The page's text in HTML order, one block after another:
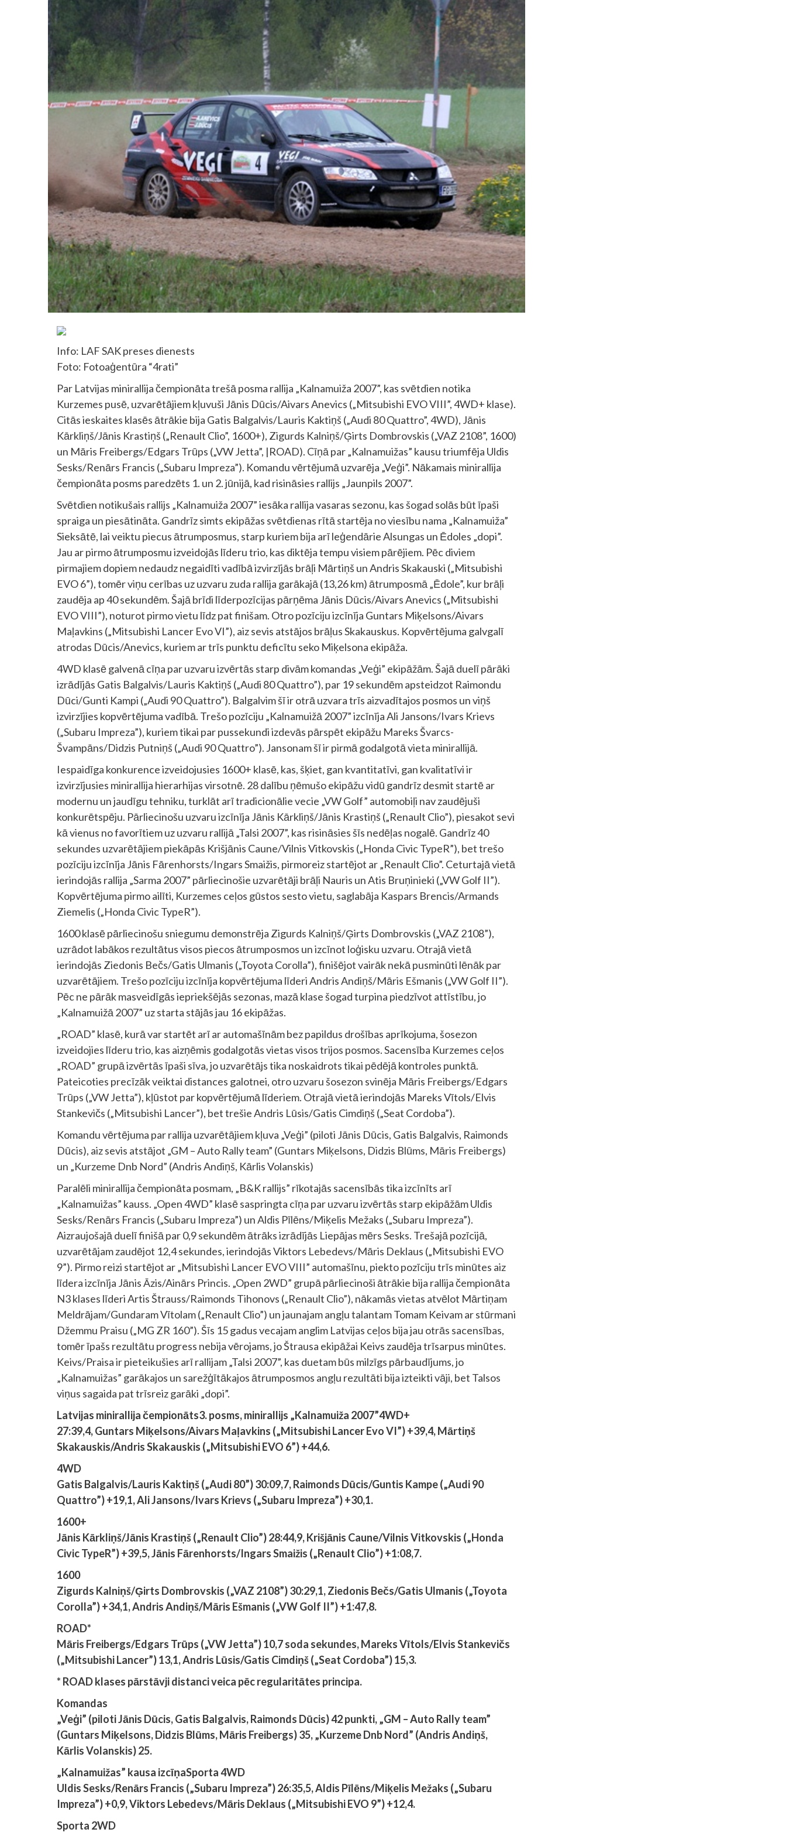
Info: LAF SAK preses dienests
Foto: Fotoaģentūra “4rati”
Par Latvijas minirallija čempionāta trešā posma rallija „Kalnamuiža 2007”, kas svētdien notika
Kurzemes pusē, uzvarētājiem kļuvuši Jānis Dūcis/Aivars Anevics („Mitsubishi EVO VIII”, 4WD+ klase).
Citās ieskaites klasēs ātrākie bija Gatis Balgalvis/Lauris Kaktiņš („Audi 80 Quattro”, 4WD), Jānis
Kārkliņš/Jānis Krastiņš („Renault Clio”, 1600+), Zigurds Kalniņš/Ģirts Dombrovskis („VAZ 2108”, 1600)
un Māris Freibergs/Edgars Trūps („VW Jetta”, |ROAD). Cīņā par „Kalnamuižas” kausu triumfēja Uldis
Sesks/Renārs Francis („Subaru Impreza”). Komandu vērtējumā uzvarēja „Veģi”. Nākamais minirallija
čempionāta posms paredzēts 1. un 2. jūnijā, kad risināsies rallijs „Jaunpils 2007”.
Svētdien notikušais rallijs „Kalnamuiža 2007” iesāka rallija vasaras sezonu, kas šogad solās būt īpaši
spraiga un piesātināta. Gandrīz simts ekipāžas svētdienas rītā startēja no viesību nama „Kalnamuiža”
Sieksātē, lai veiktu piecus ātrumposmus, starp kuriem bija arī leģendārie Alsungas un Ēdoles „dopi”.
Jau ar pirmo ātrumposmu izveidojās līderu trio, kas diktēja tempu visiem pārējiem. Pēc diviem
pirmajiem dopiem nedaudz negaidīti vadībā izvirzījās brāļi Mārtiņš un Andris Skakauski („Mitsubishi
EVO 6”), tomēr viņu cerības uz uzvaru zuda rallija garākajā (13,26 km) ātrumposmā „Ēdole”, kur brāļi
zaudēja ap 40 sekundēm. Šajā brīdi līderpozīcijas pārņēma Jānis Dūcis/Aivars Anevics („Mitsubishi
EVO VIII”), noturot pirmo vietu līdz pat finišam. Otro pozīciju izcīnīja Guntars Miķelsons/Aivars
Maļavkins („Mitsubishi Lancer Evo VI”), aiz sevis atstājos brāļus Skakauskus. Kopvērtējuma galvgalī
atrodas Dūcis/Anevics, kuriem ar trīs punktu deficītu seko Miķelsona ekipāža.
4WD klasē galvenā cīņa par uzvaru izvērtās starp divām komandas „Veģi” ekipāžām. Šajā duelī pārāki
izrādījās Gatis Balgalvis/Lauris Kaktiņš („Audi 80 Quattro”), par 19 sekundēm apsteidzot Raimondu
Dūci/Gunti Kampi („Audi 90 Quattro”). Balgalvim šī ir otrā uzvara trīs aizvadītajos posmos un viņš
izvirzījies kopvērtējuma vadībā. Trešo pozīciju „Kalnamuižā 2007” izcīnīja Ali Jansons/Ivars Krievs
(„Subaru Impreza”), kuriem tikai par pussekundi izdevās pārspēt ekipāžu Mareks Švarcs-
Švampāns/Didzis Putniņš („Audi 90 Quattro”). Jansonam šī ir pirmā godalgotā vieta minirallijā.
Iespaidīga konkurence izveidojusies 1600+ klasē, kas, šķiet, gan kvantitatīvi, gan kvalitatīvi ir
izvirzījusies minirallija hierarhijas virsotnē. 28 dalību ņēmušo ekipāžu vidū gandrīz desmit startē ar
modernu un jaudīgu tehniku, turklāt arī tradicionālie vecie „VW Golf” automobiļi nav zaudējuši
konkurētspēju. Pārliecinošu uzvaru izcīnīja Jānis Kārkliņš/Jānis Krastiņš („Renault Clio”), piesakot sevi
kā vienus no favorītiem uz uzvaru rallijā „Talsi 2007”, kas risināsies šīs nedēļas nogalē. Gandrīz 40
sekundes uzvarētājiem piekāpās Krišjānis Caune/Vilnis Vitkovskis („Honda Civic TypeR”), bet trešo
pozīciju izcīnīja Jānis Fārenhorsts/Ingars Smaižis, pirmoreiz startējot ar „Renault Clio”. Ceturtajā vietā
ierindojās rallija „Sarma 2007” pārliecinošie uzvarētāji brāļi Nauris un Atis Bruņinieki („VW Golf II”).
Kopvērtējuma pirmo ailīti, Kurzemes ceļos gūstos sesto vietu, saglabāja Kaspars Brencis/Armands
Ziemelis („Honda Civic TypeR”).
1600 klasē pārliecinošu sniegumu demonstrēja Zigurds Kalniņš/Ģirts Dombrovskis („VAZ 2108”),
uzrādot labākos rezultātus visos piecos ātrumposmos un izcīnot loģisku uzvaru. Otrajā vietā
ierindojās Ziedonis Bečs/Gatis Ulmanis („Toyota Corolla”), finišējot vairāk nekā pusminūti lēnāk par
uzvarētājiem. Trešo pozīciju izcīnīja kopvērtējuma līderi Andris Andiņš/Māris Ešmanis („VW Golf II”).
Pēc ne pārāk masveidīgās iepriekšējās sezonas, mazā klase šogad turpina piedzīvot attīstību, jo
„Kalnamuižā 2007” uz starta stājās jau 16 ekipāžas.
„ROAD” klasē, kurā var startēt arī ar automašīnām bez papildus drošības aprīkojuma, šosezon
izveidojies līderu trio, kas aizņēmis godalgotās vietas visos trijos posmos. Sacensība Kurzemes ceļos
„ROAD” grupā izvērtās īpaši sīva, jo uzvarētājs tika noskaidrots tikai pēdējā kontroles punktā.
Pateicoties precīzāk veiktai distances galotnei, otro uzvaru šosezon svinēja Māris Freibergs/Edgars
Trūps („VW Jetta”), kļūstot par kopvērtējumā līderiem. Otrajā vietā ierindojās Mareks Vītols/Elvis
Stankevičs („Mitsubishi Lancer”), bet trešie Andris Lūsis/Gatis Cimdiņš („Seat Cordoba”).
Komandu vērtējuma par rallija uzvarētājiem kļuva „Veģi” (piloti Jānis Dūcis, Gatis Balgalvis, Raimonds
Dūcis), aiz sevis atstājot „GM – Auto Rally team” (Guntars Miķelsons, Didzis Blūms, Māris Freibergs)
un „Kurzeme Dnb Nord” (Andris Andiņš, Kārlis Volanskis)
Paralēli minirallija čempionāta posmam, „B&K rallijs” rīkotajās sacensībās tika izcīnīts arī
„Kalnamuižas” kauss. „Open 4WD” klasē saspringta cīņa par uzvaru izvērtās starp ekipāžām Uldis
Sesks/Renārs Francis („Subaru Impreza”) un Aldis Pīlēns/Miķelis Mežaks („Subaru Impreza”).
Aizraujošajā duelī finišā par 0,9 sekundēm ātrāks izrādījās Liepājas mērs Sesks. Trešajā pozīcijā,
uzvarētājam zaudējot 12,4 sekundes, ierindojās Viktors Lebedevs/Māris Deklaus („Mitsubishi EVO
9”). Pirmo reizi startējot ar „Mitsubishi Lancer EVO VIII” automašīnu, piekto pozīciju trīs minūtes aiz
līdera izcīnīja Jānis Āzis/Ainārs Princis. „Open 2WD” grupā pārliecinoši ātrākie bija rallija čempionāta
N3 klases līderi Artis Štrauss/Raimonds Tihonovs („Renault Clio”), nākamās vietas atvēlot Mārtiņam
Meldrājam/Gundaram Vītolam („Renault Clio”) un jaunajam angļu talantam Tomam Keivam ar stūrmani
Džemmu Praisu („MG ZR 160”). Šīs 15 gadus vecajam anglim Latvijas ceļos bija jau otrās sacensības,
tomēr īpašs rezultātu progress nebija vērojams, jo Štrausa ekipāžai Keivs zaudēja trīsarpus minūtes.
Keivs/Praisa ir pieteikušies arī rallijam „Talsi 2007”, kas duetam būs milzīgs pārbaudījums, jo
„Kalnamuižas” garākajos un sarežģītākajos ātrumposmos angļu rezultāti bija izteikti vāji, bet Talsos
viņus sagaida pat trīsreiz garāki „dopi”.
Latvijas minirallija čempionāts3. posms, minirallijs „Kalnamuiža 2007”4WD+
27:39,4, Guntars Miķelsons/Aivars Maļavkins („Mitsubishi Lancer Evo VI”) +39,4, Mārtiņš
Skakauskis/Andris Skakauskis („Mitsubishi EVO 6”) +44,6.
4WD
Gatis Balgalvis/Lauris Kaktiņš („Audi 80”) 30:09,7, Raimonds Dūcis/Guntis Kampe („Audi 90
Quattro”) +19,1, Ali Jansons/Ivars Krievs („Subaru Impreza”) +30,1.
1600+
Jānis Kārkliņš/Jānis Krastiņš („Renault Clio”) 28:44,9, Krišjānis Caune/Vilnis Vitkovskis („Honda
Civic TypeR”) +39,5, Jānis Fārenhorsts/Ingars Smaižis („Renault Clio”) +1:08,7.
1600
Zigurds Kalniņš/Ģirts Dombrovskis („VAZ 2108”) 30:29,1, Ziedonis Bečs/Gatis Ulmanis („Toyota
Corolla”) +34,1, Andris Andiņš/Māris Ešmanis („VW Golf II”) +1:47,8.
ROAD*
Māris Freibergs/Edgars Trūps („VW Jetta”) 10,7 soda sekundes, Mareks Vītols/Elvis Stankevičs
(„Mitsubishi Lancer”) 13,1, Andris Lūsis/Gatis Cimdiņš („Seat Cordoba”) 15,3.
* ROAD klases pārstāvji distanci veica pēc regularitātes principa.
Komandas
„Veģi” (piloti Jānis Dūcis, Gatis Balgalvis, Raimonds Dūcis) 42 punkti, „GM – Auto Rally team”
(Guntars Miķelsons, Didzis Blūms, Māris Freibergs) 35, „Kurzeme Dnb Nord” (Andris Andiņš,
Kārlis Volanskis) 25.
„Kalnamuižas” kausa izcīņaSporta 4WD
Uldis Sesks/Renārs Francis („Subaru Impreza”) 26:35,5, Aldis Pīlēns/Miķelis Mežaks („Subaru
Impreza”) +0,9, Viktors Lebedevs/Māris Deklaus („Mitsubishi EVO 9”) +12,4.
Sporta 2WD